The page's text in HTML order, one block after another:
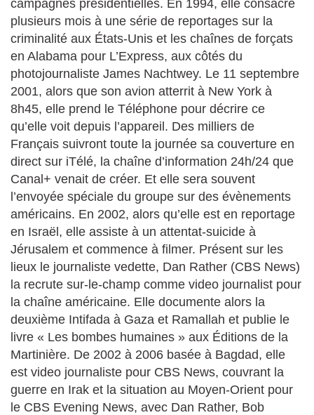
campagnes présidentielles. En 1994, elle consacre
plusieurs mois à une série de reportages sur la
criminalité aux États-Unis et les chaînes de forçats
en Alabama pour L’Express, aux côtés du
photojournaliste James Nachtwey. Le 11 septembre
2001, alors que son avion atterrit à New York à
8h45, elle prend le Téléphone pour décrire ce
qu’elle voit depuis l’appareil. Des milliers de
Français suivront toute la journée sa couverture en
direct sur iTélé, la chaîne d’information 24h/24 que
Canal+ venait de créer. Et elle sera souvent
l’envoyée spéciale du groupe sur des évènements
américains. En 2002, alors qu’elle est en reportage
en Israël, elle assiste à un attentat-suicide à
Jérusalem et commence à filmer. Présent sur les
lieux le journaliste vedette, Dan Rather (CBS News)
la recrute sur-le-champ comme video journalist pour
la chaîne américaine. Elle documente alors la
deuxième Intifada à Gaza et Ramallah et publie le
livre « Les bombes humaines » aux Éditions de la
Martinière. De 2002 à 2006 basée à Bagdad, elle
est video journaliste pour CBS News, couvrant la
guerre en Irak et la situation au Moyen-Orient pour
le CBS Evening News, avec Dan Rather, Bob